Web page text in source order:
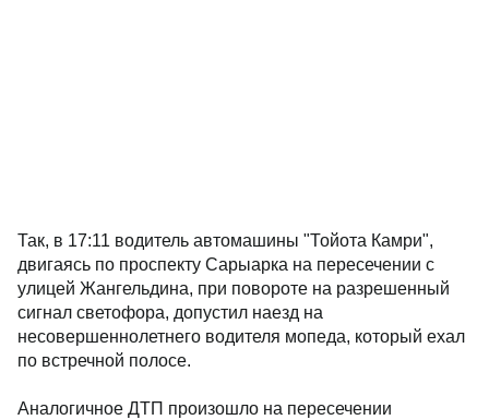
Так, в 17:11 водитель автомашины "Тойота Камри",
двигаясь по проспекту Сарыарка на пересечении с
улицей Жангельдина, при повороте на разрешенный
сигнал светофора, допустил наезд на
несовершеннолетнего водителя мопеда, который ехал
по встречной полосе.
Аналогичное ДТП произошло на пересечении